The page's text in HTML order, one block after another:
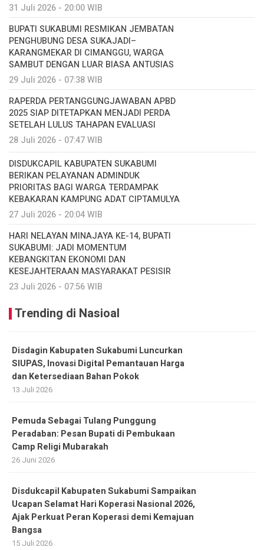
31 Juli 2026 - 20:00 WIB
BUPATI SUKABUMI RESMIKAN JEMBATAN
PENGHUBUNG DESA SUKAJADI–
KARANGMEKAR DI CIMANGGU, WARGA
SAMBUT DENGAN LUAR BIASA ANTUSIAS
29 Juli 2026 - 07:38 WIB
RAPERDA PERTANGGUNGJAWABAN APBD
2025 SIAP DITETAPKAN MENJADI PERDA
SETELAH LULUS TAHAPAN EVALUASI
28 Juli 2026 - 07:47 WIB
DISDUKCAPIL KABUPATEN SUKABUMI
BERIKAN PELAYANAN ADMINDUK
PRIORITAS BAGI WARGA TERDAMPAK
KEBAKARAN KAMPUNG ADAT CIPTAMULYA
27 Juli 2026 - 20:04 WIB
HARI NELAYAN MINAJAYA KE-14, BUPATI
SUKABUMI: JADI MOMENTUM
KEBANGKITAN EKONOMI DAN
KESEJAHTERAAN MASYARAKAT PESISIR
23 Juli 2026 - 07:56 WIB
Trending di Nasioal
Disdagin Kabupaten Sukabumi Luncurkan
SIUPAS, Inovasi Digital Pemantauan Harga
dan Ketersediaan Bahan Pokok
13 Juli 2026
Pemuda Sebagai Tulang Punggung
Peradaban: Pesan Bupati di Pembukaan
Camp Religi Mubarakah
26 Juni 2026
Disdukcapil Kabupaten Sukabumi Sampaikan
Ucapan Selamat Hari Koperasi Nasional 2026,
Ajak Perkuat Peran Koperasi demi Kemajuan
Bangsa
15 Juli 2026